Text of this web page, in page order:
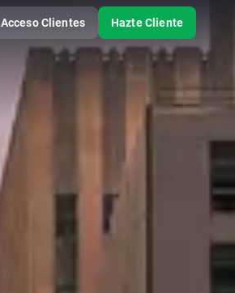
Acceso Clientes Hazte Cliente